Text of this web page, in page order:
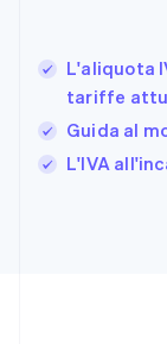
L'aliquota
tariffe
Guida al
L'IVA
Deutsch
Giappone
日本語 English
Gibilterra
English